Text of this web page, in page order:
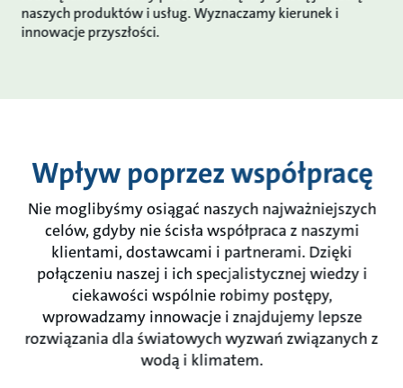
naszych produktów i usług. Wyznaczamy kierunek i
innowacje przyszłości.
Wpływ poprzez współpracę
Nie moglibyśmy osiągać naszych najważniejszych
celów, gdyby nie ścisła współpraca z naszymi
klientami, dostawcami i partnerami. Dzięki
połączeniu naszej i ich specjalistycznej wiedzy i
ciekawości wspólnie robimy postępy,
wprowadzamy innowacje i znajdujemy lepsze
rozwiązania dla światowych wyzwań związanych z
wodą i klimatem.